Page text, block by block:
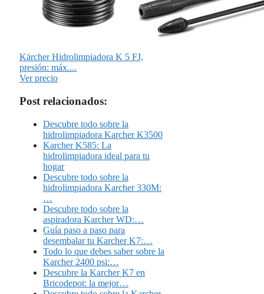
Kärcher Hidrolimpiadora K 5 FJ,
presión: máx....
Ver precio
Post relacionados:
Descubre todo sobre la
hidrolimpiadora Karcher K3500
Karcher K585: La
hidrolimpiadora ideal para tu
hogar
Descubre todo sobre la
hidrolimpiadora Karcher 330M:
…
Descubre todo sobre la
aspiradora Karcher WD:…
Guía paso a paso para
desembalar tu Karcher K7:…
Todo lo que debes saber sobre la
Karcher 2400 psi:…
Descubre la Karcher K7 en
Bricodepot: la mejor…